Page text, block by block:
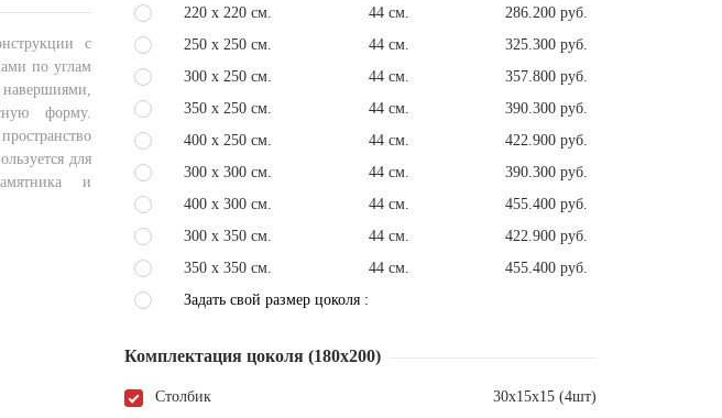
с
по углам
форму.
для
и
220 x 220 см.
44 см.
286.200 руб.
250 x 250 см.
44 см.
325.300 руб.
300 x 250 см.
44 см.
357.800 руб.
350 x 250 см.
44 см.
390.300 руб.
400 x 250 см.
44 см.
422.900 руб.
300 x 300 см.
44 см.
390.300 руб.
400 x 300 см.
44 см.
455.400 руб.
300 x 350 см.
44 см.
422.900 руб.
350 x 350 см.
44 см.
455.400 руб.
Задать свой размер цоколя :
Комплектация цоколя (180х200)
Столбик
30х15х15 (4шт)